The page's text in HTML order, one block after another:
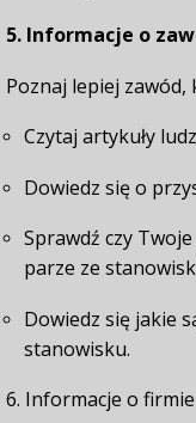
5. Informacje o
Poznaj lepiej
Czytaj artykuły
Dowiedz się o
Sprawdź czy
parze ze
Dowiedz się jakie
stanowisku.
6. Informacje o firmie